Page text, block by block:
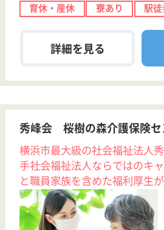
トーリツ訪問看護ステーション新小岩
訪問看護
問看護を運営しています。 ぜひ各求人をご覧くださ
い。
訪問看護師 正社員(日勤のみ)
給与
月給：310,000円〜354,000円
職種
看護職
給料多め ブランクOK
育休・産休
託児所あり